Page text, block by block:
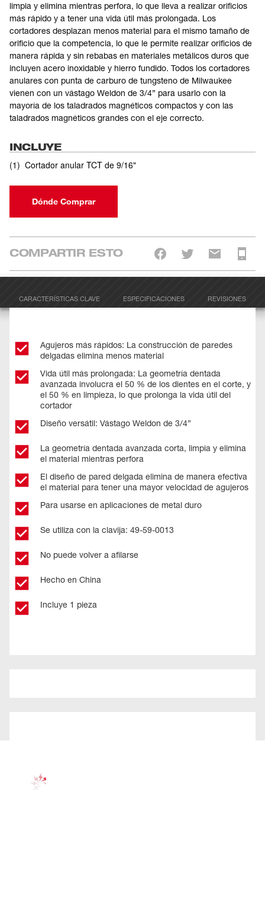
limpia y elimina mientras perfora, lo que lleva a realizar orificios
más rápido y a tener una vida útil más prolongada. Los
cortadores desplazan menos material para el mismo tamaño de
orificio que la competencia, lo que le permite realizar orificios de
manera rápida y sin rebabas en materiales metálicos duros que
incluyen acero inoxidable y hierro fundido. Todos los cortadores
anulares con punta de carburo de tungsteno de Milwaukee
vienen con un vástago Weldon de 3/4” para usarlo con la
mayoría de los taladrados magnéticos compactos y con las
taladrados magnéticos grandes con el eje correcto.
INCLUYE
(1) Cortador anular TCT de 9/16"
Dónde Comprar
COMPARTIR ESTO
CARACTERÍSTICAS CLAVE ESPECIFICACIONES REVISIONES
Agujeros más rápidos: La construcción de paredes
delgadas elimina menos material
Vida útil más prolongada: La geometría dentada
avanzada involucra el 50 % de los dientes en el corte, y
el 50 % en limpieza, lo que prolonga la vida útil del
cortador
Diseño versátil: Vástago Weldon de 3/4”
La geometría dentada avanzada corta, limpia y elimina
el material mientras perfora
El diseño de pared delgada elimina de manera efectiva
el material para tener una mayor velocidad de agujeros
Para usarse en aplicaciones de metal duro
Se utiliza con la clavija: 49-59-0013
No puede volver a afilarse
Hecho en China
Incluye 1 pieza